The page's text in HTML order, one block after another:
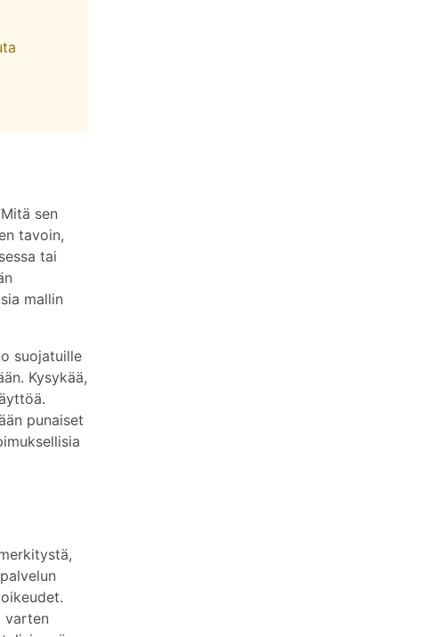
sen
tavoin,
tai
mallin
suojatuille
Kysykää,
punaiset
varten